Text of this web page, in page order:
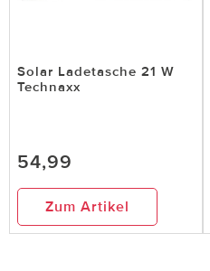
Solar Ladetasche 21 W
Technaxx
54,99
Zum Artikel